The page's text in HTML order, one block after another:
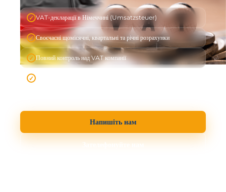
VAT-декларації в Німеччині (Umsatzsteuer)
Своєчасні щомісячні, квартальні та річні розрахунки
Повний контроль над VAT компанії
Напишіть нам
Зателефонуйте нам